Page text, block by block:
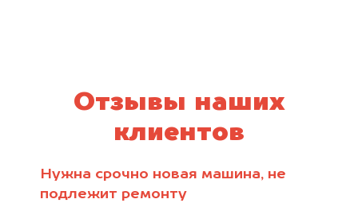
Отзывы наших
клиентов
Нужна срочно новая машина, не
подлежит ремонту